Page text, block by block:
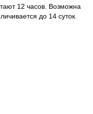
12 часов. Возможна
до 14 суток.